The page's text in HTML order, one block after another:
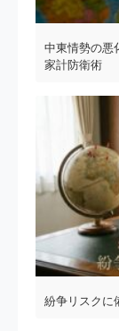
中東情勢の悪
家計防衛術
紛争リスクに